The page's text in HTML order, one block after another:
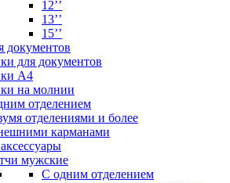
12’’
13’’
15’’
документов
для документов
А4
на молнии
отделением
отделениями и более
карманами
мужские
С одним отделением